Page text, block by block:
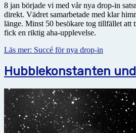
8 jan började vi med vår nya drop-in
direkt. Vädret samarbetade med klar
länge. Minst 50 besökare tog tillfället att
fick en riktig aha-upplevelse.
Läs mer: Succé för nya drop-in
Hubblekonstanten